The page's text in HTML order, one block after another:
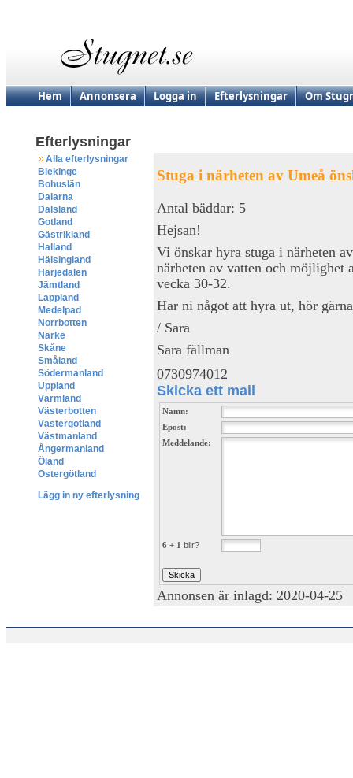
Hem Annonsera Logga in Efterlysningar Om
Efterlysningar
Alla efterlysningar
Blekinge
Bohuslän
Dalarna
Dalsland
Gotland
Gästrikland
Halland
Hälsingland
Härjedalen
Jämtland
Lappland
Medelpad
Norrbotten
Närke
Skåne
Småland
Södermanland
Uppland
Värmland
Västerbotten
Västergötland
Västmanland
Ångermanland
Öland
Östergötland
Lägg in ny efterlysning
Stuga i närheten av Umeå
Antal bäddar: 5
Hejsan!
Vi önskar hyra stuga i närheten
närheten av vatten och
vecka 30-32.
Har ni något att hyra ut, hör
/ Sara
Sara fällman
0730974012
Skicka ett mail
Namn:
Epost:
Meddelande:
6 + 1 blir?
Annonsen är inlagd: 2020-04-25